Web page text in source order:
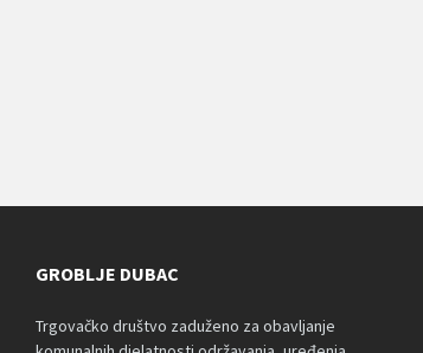
GROBLJE DUBAC
Trgovačko društvo zaduženo za obavljanje